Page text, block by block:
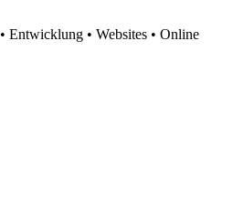
• Entwicklung • Websites • Online